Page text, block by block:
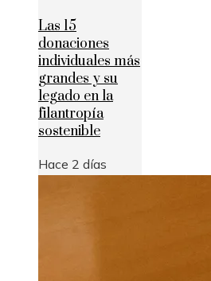
Las 15
donaciones
individuales más
grandes y su
legado en la
filantropía
sostenible
Hace 2 días